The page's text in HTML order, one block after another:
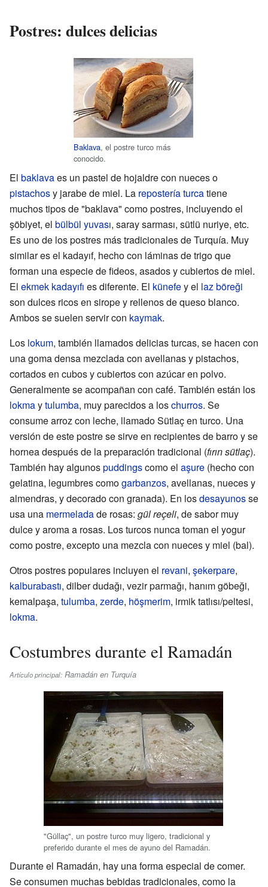
Postres: dulces delicias
Baklava, el postre turco más
conocido.
El baklavaes un pastel de hojaldre con nueces o
pistachosy jarabe de miel. La repostería turcatiene
muchos tipos de "baklava" como postres, incluyendo el
şöbiyet, el bülbül yuvası, saray sarması, sütlü nuriye, etc.
Es uno de los postres más tradicionales de Turquía. Muy
similar es el kadayıf, hecho con láminas de trigo que
forman una especie de fideos, asados y cubiertos de miel.
El ekmek kadayıfı es diferente. El künefey el laz böreği
son dulces ricos en sirope y rellenos de queso blanco.
Ambos se suelen servir con kaymak.
Los lokum, también llamados delicias turcas, se hacen con
una goma densa mezclada con avellanas y pistachos,
cortados en cubos y cubiertos con azúcar en polvo.
Generalmente se acompañan con café. También están los
lokmaytulumba, muy parecidos a loschurros. Se
consume arroz con leche, llamado Sütlaç en turco. Una
versión de este postre se sirve en recipientes de barro y se
hornea después de la preparación tradicional (fırın sütlaç).
También hay algunospuddingscomo el aşure (hecho con
gelatina, legumbres comogarbanzos, avellanas, nueces y
almendras, y decorado con granada). En losdesayunosse
usa una mermeladade rosas: gül reçeli, de sabor muy
dulce y aroma a rosas. Los turcos nunca toman el yogur
como postre, excepto una mezcla con nueces y miel (bal).
Otros postres populares incluyen el revani, şekerpare,
kalburabastı, dilber dudağı, vezir parmağı, hanım göbeği,
kemalpaşa, tulumba, zerde, höşmerim, irmik tatlısı/peltesi,
lokma.
Costumbres durante el Ramadán
Artículo principal: Ramadán en Turquía
"Güllaç", un postre turco muy ligero, tradicional y
preferido durante el mes de ayuno del Ramadán.
Durante el Ramadán, hay una forma especial de comer.
Se consumen muchas bebidas tradicionales, como la